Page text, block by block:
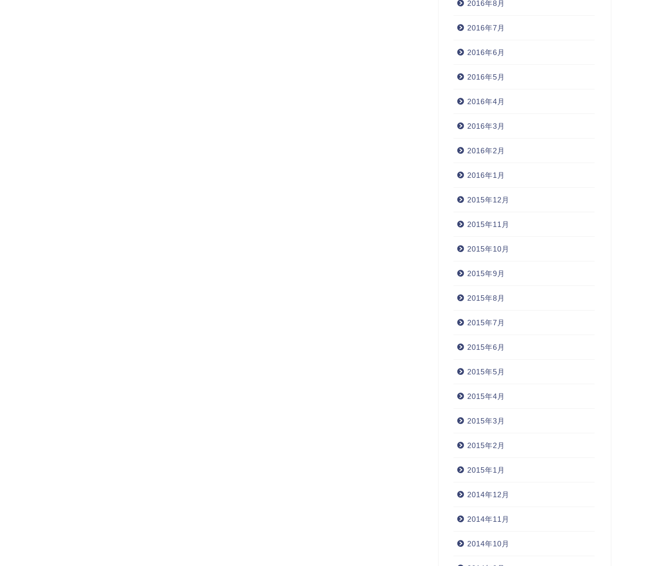
2016年8月
2016年7月
2016年6月
2016年5月
2016年4月
2016年3月
2016年2月
2016年1月
2015年12月
2015年11月
2015年10月
2015年9月
2015年8月
2015年7月
2015年6月
2015年5月
2015年4月
2015年3月
2015年2月
2015年1月
2014年12月
2014年11月
2014年10月